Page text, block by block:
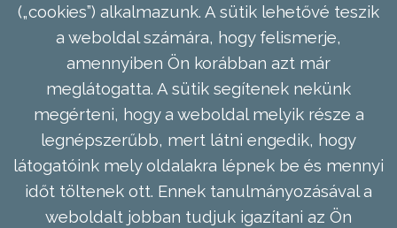
(„cookies”) alkalmazunk. A sütik lehetővé teszik
a weboldal számára, hogy felismerje,
amennyiben Ön korábban azt már
meglátogatta. A sütik segítenek nekünk
megérteni, hogy a weboldal melyik része a
legnépszerűbb, mert látni engedik, hogy
látogatóink mely oldalakra lépnek be és mennyi
időt töltenek ott. Ennek tanulmányozásával a
weboldalt jobban tudjuk igazítani az Ön